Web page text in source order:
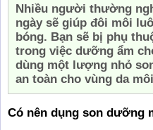
Nhiều người thường
ngày sẽ giúp đôi môi
bóng. Bạn sẽ bị phụ
trong việc dưỡng ẩm
dùng một lượng nhỏ
an toàn cho vùng da
Có nên dụng son dưỡng